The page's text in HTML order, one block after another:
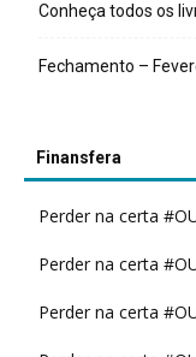
Conheça todos os
Fechamento –
Finansfera
Perder na certa
Perder na certa
Perder na certa